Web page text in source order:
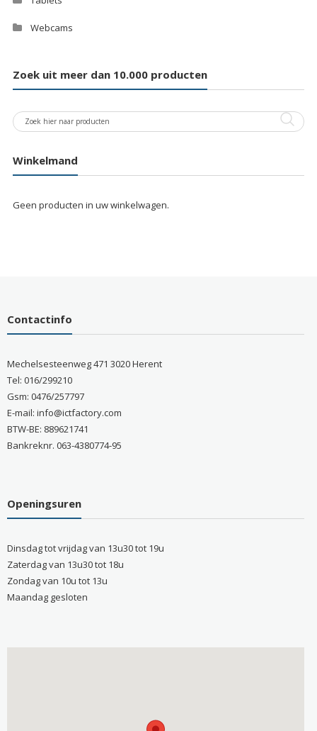
Webcams
Zoek uit meer dan 10.000 producten
Winkelmand
Geen producten in uw winkelwagen.
Contactinfo
Mechelsesteenweg 471 3020 Herent
Tel: 016/299210
Gsm: 0476/257797
E-mail: info@ictfactory.com
BTW-BE: 889621741
Bankreknr. 063-4380774-95
Openingsuren
Dinsdag tot vrijdag van 13u30 tot 19u
Zaterdag van 13u30 tot 18u
Zondag van 10u tot 13u
Maandag gesloten